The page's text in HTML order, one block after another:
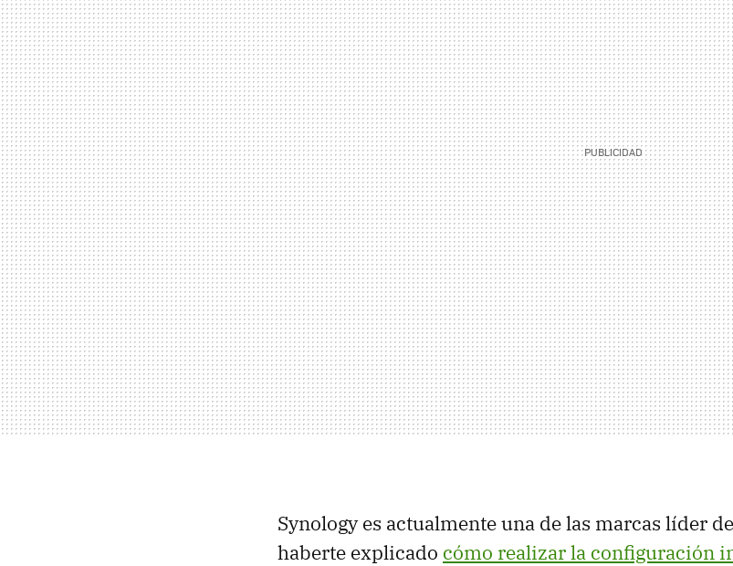
Synology es actualmente una de las marcas líder
haberte explicado cómo realizar la configuración